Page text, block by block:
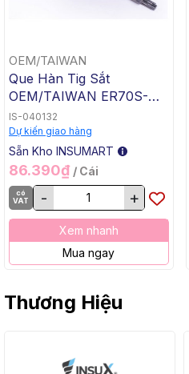
OEM/TAIWAN
Que Hàn Tig Sắt
OEM/TAIWAN ER70S-G
TG-50, 1.6x1000mm, 5 Kg
/ Hộp, 20 Kg / Thùng
IS-040132
Dự kiến giao hàng
Sẵn Kho INSUMART
86.390₫ / Cái
có
VAT
- +
Xem nhanh
Mua ngay
Thương Hiệu